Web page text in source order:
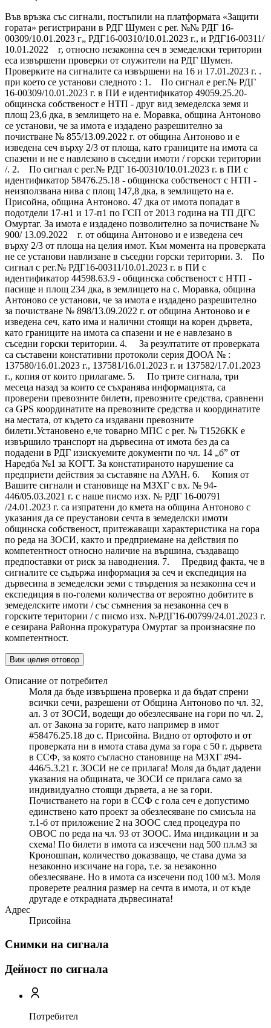
Във връзка със сигнали, постъпили на платформата «Защити
гората» регистрирани в РДГ Шумен с per. №№ РДГ 16-
00309/10.01.2023 г„ РДГ16-00310/10.01.2023 г., и РДГ16-00311/
10.01.2022 г, относно незаконна сеч в земеделски територии
еса извършени проверки от служители на РДГ Шумен.
Проверките на сигналите са извършени на 16 и 17.01.2023 г. .
при което се установи следното : 1. По сигнал е рег.№ РДГ
16-00309/10.01.2023 г. в ПИ е идентификатор 49059.25.20-
общинска собственост е НТП - друг вид земеделска земя и
площ 23,6 дка, в землището на е. Моравка, община Антоново
се установи, че за имота е издадено разрешително за
почистване № 855/13.09.2022 г. от община Антоново и е
изведена сеч върху 2/3 от площа, като границите на имота са
спазени и не е навлезано в съседни имоти / горски територии
/. 2. По сигнал с рег.№ РДГ 16-00310/10.01.2023 г. в ПИ с
идентификатор 58476.25.18 - общинска собственост с НТП -
неизползвана нива с площ 147,8 дка, в землището на е.
Присойна, община Антоново. 47 дка от имота попадат в
подотдели 17-н1 и 17-п1 по ГСП от 2013 година на ТП ДГС
Омуртаг. За имота е издадено позволително за почистване №
900/ 13.09.2022 г. от община Антоново и е изведена сеч
върху 2/3 от площа на целия имот. Към момента на проверката
не се установи навлизане в съседни горски територии. 3. По
сигнал с рег.№ РДГ16-00311/10.01.2023 г. в ПИ с
идентификатор 44598.63.9 - общинска собственост с НТП -
пасище и площ 234 дка, в землището на с. Моравка, община
Антоново се установи, че за имота е издадено разрешително
за почистване № 898/13.09.2022 г. от община Антоново и е
изведена сеч, като има и налични стоящи на корен дървета,
като границите на имота са спазени и не е навлезано в
съседни горски територии. 4. За резултатите от проверката
са съставени констативни протоколи серия ДООА № :
137580/16.01.2023 г., 137581/16.01.2023 г. и 137582/17.01.2023
г., копия от които прилагаме. 5. По трите сигнала, три
месеца назад за които се съхранява информацията, са
проверени превозните билети, превозните средства, сравнени
са GPS координатите на превозните средства и координатите
на местата, от където са издавани превозните
билети.Установено е,че товарно МПС с per. № Т1526КК е
извършило транспорт на дървесина от имота без да са
подадени в РДГ изискуемите документи по чл. 14 „б” от
Наредба №1 за КОГТ. За констатираното нарушение са
предприети действия за съставяне на АУАН. 6. Копия от
Вашите сигнали и становище на МЗХГ с вх. № 94-
446/05.03.2021 г. с наше писмо изх. № РДГ 16-00791
/24.01.2023 г. са изпратени до кмета на община Антоново с
указания да се преустанови сечта в земеделски имоти
общинска собственост, притежаващи характеристика на гора
по реда на ЗОСИ, както и предприемане на действия по
компетентност относно наличие на вършина, създаващо
предпоставки от риск за наводнения. 7. Предвид факта, че в
сигналите се съдържа информация за сеч и експедиция на
дървесина в земеделски земи с твърдения за незаконна сеч и
експедиция в по-големи количества от вероятно добитите в
земеделските имоти / със съмнения за незаконна сеч в
горските територии / с писмо изх. №РДГ16-00799/24.01.2023 г.
е сезирана Районна прокуратура Омуртаг за произнасяне по
компетентност.
Виж целия отговор
Описание от потребител
Моля да бъде извършена проверка и да бъдат спрени
всички сечи, разрешени от Община Антоново по чл. 32,
ал. 3 от ЗОСИ, водещи до обезлесяване на гори по чл. 2,
ал. от Закона за горите, като например в имот
#58476.25.18 до с. Присойна. Видно от ортофото и от
проверката ни в имота става дума за гора с 50 г. дървета
в ССФ, за която съгласно становище на МЗХГ #94-
446/5.3.21 г. ЗОСИ не се прилага! Моля да бъдат дадени
указания на общината, че ЗОСИ се прилага само за
индивидуално стоящи дървета, а не за гори.
Почистването на гори в ССФ с гола сеч е допустимо
единствено като проект за обезлесяване по смисъла на
т.1-б от приложение 2 на ЗООС след процедура по
ОВОС по реда на чл. 93 от ЗООС. Има индикации и за
схема! По билети в имота са изсечени над 500 пл.м3 за
Кроношпан, количество доказващо, че става дума за
незаконно изсичане на гора, т.е. за незаконно
обезлесяване. Но в имота са изсечени под 100 м3. Моля
проверете реалния размер на сечта в имота, и от къде
другаде е открадната дървесината!
Адрес
Присойна
Снимки на сигнала
Дейност по сигнала
Потребител